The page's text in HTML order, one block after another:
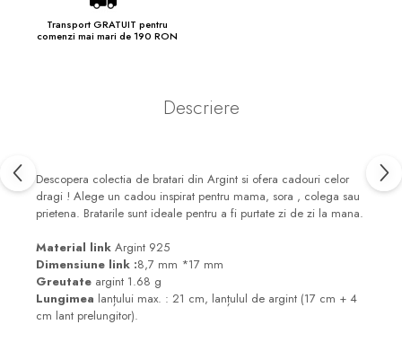
Transport GRATUIT pentru
comenzi mai mari de 190 RON
Descriere
Descopera colectia de bratari din Argint si ofera cadouri celor
dragi ! Alege un cadou inspirat pentru mama, sora , colega sau
prietena. Bratarile sunt ideale pentru a fi purtate zi de zi la mana.
Material link Argint 925
Dimensiune link :8,7 mm *17 mm
Greutate argint 1.68 g
Lungimea lanțului max. : 21 cm, lanțulul de argint (17 cm + 4
cm lant prelungitor).